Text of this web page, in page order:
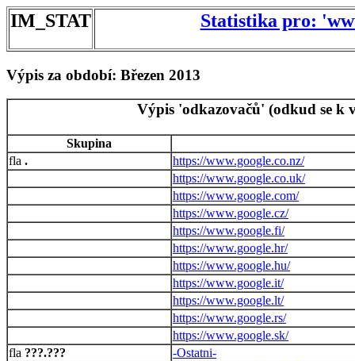
IM_STAT Statistika pro:
Výpis za období: Březen 2013
Výpis 'odkazovačů' (odkud se k
Skupina
.
https://www.google.co.nz/
https://www.google.co.uk/
https://www.google.com/
https://www.google.cz/
https://www.google.fi/
https://www.google.hr/
https://www.google.hu/
https://www.google.it/
https://www.google.lt/
https://www.google.rs/
https://www.google.sk/
???.???
-Ostatni-